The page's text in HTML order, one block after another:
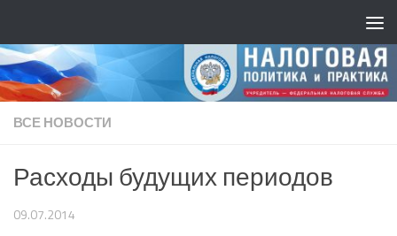
ВСЕ НОВОСТИ
Расходы будущих периодов
09.07.2014